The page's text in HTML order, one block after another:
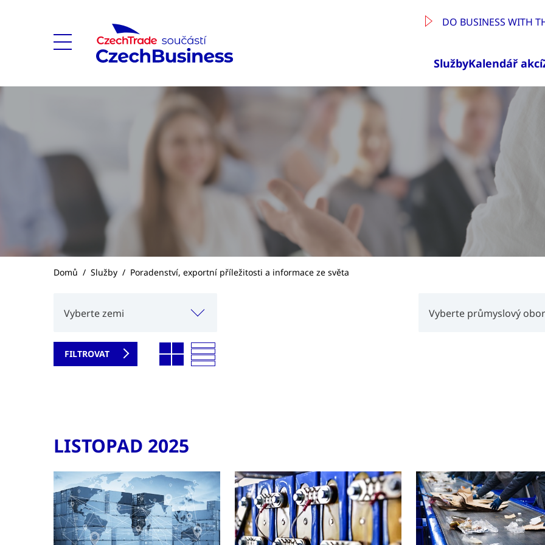
DO BUSINESS WITH
SlužbyKalendář akcí
Domů / Služby / Poradenství, exportní příležitosti a informace ze světa
Vyberte zemi Vyberte průmyslový obor
LISTOPAD 2025